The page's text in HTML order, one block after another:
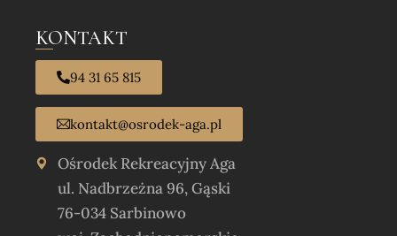
KONTAKT
94 31 65 815
kontakt@osrodek-aga.pl
Ośrodek Rekreacyjny Aga
ul. Nadbrzeżna 96, Gąski
76-034 Sarbinowo